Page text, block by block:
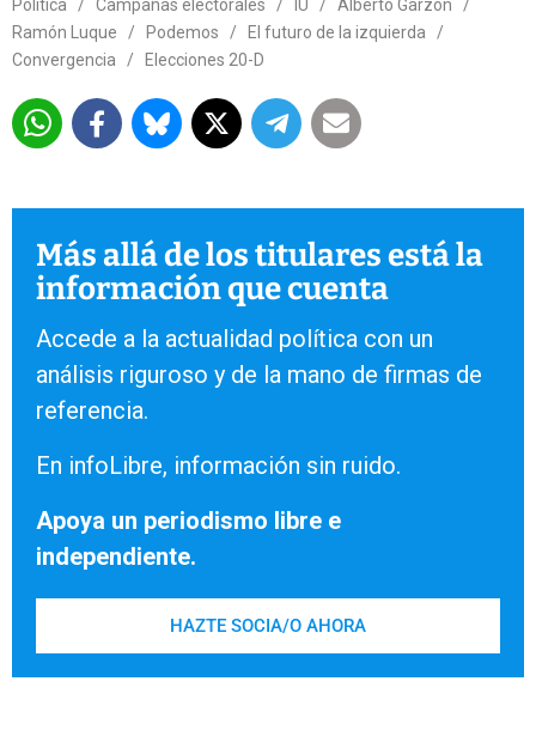
Política / Campañas electorales / IU / Alberto Garzón
/
Ramón Luque
/ Podemos / El futuro de la izquierda
/
Convergencia
/ Elecciones 20-D
Más allá de los titulares está la
información que cuenta
Accede a la actualidad política con un
análisis riguroso y de la mano de firmas de
referencia.
En infoLibre, información sin ruido.
Apoya un periodismo libre e
independiente.
HAZTE SOCIA/O AHORA